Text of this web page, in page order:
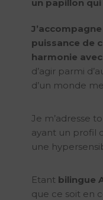
un papillon
puissance de
harmonie
d’agir parmi
d’un monde
Je m’adresse
ayant un profil
une
Etant bilingue
que ce soit en